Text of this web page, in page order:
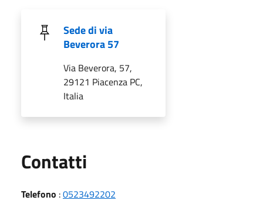
Sede di via
Beverora 57
Via Beverora, 57,
29121 Piacenza PC,
Italia
Contatti
Telefono :0523492202